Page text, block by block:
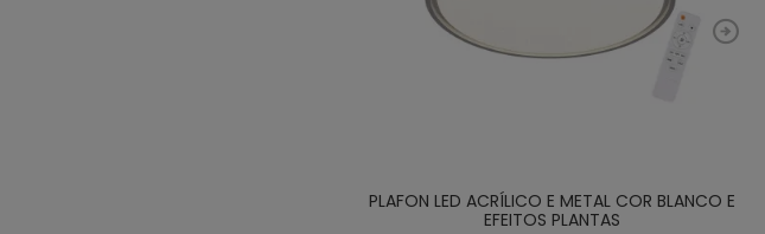
PLAFON LED ACRÍLICO E METAL COR BLANCO E
EFEITOS PLANTAS